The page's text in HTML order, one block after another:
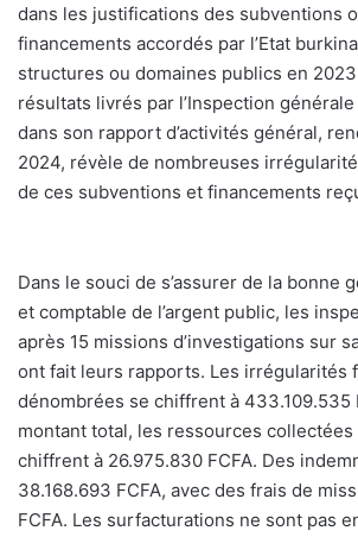
dans les justifications des subventions
financements accordés par l’Etat
structures ou domaines publics en
résultats livrés par l’Inspection
dans son rapport d’activités général,
2024, révèle de nombreuses
de ces subventions et financements
Dans le souci de s’assurer de la bonne
et comptable de l’argent public, les
après 15 missions d’investigations sur
ont fait leurs rapports. Les irrégularités
dénombrées se chiffrent à 433.109.535
montant total, les ressources
chiffrent à 26.975.830 FCFA. Des
38.168.693 FCFA, avec des frais de
FCFA. Les surfacturations ne sont pas